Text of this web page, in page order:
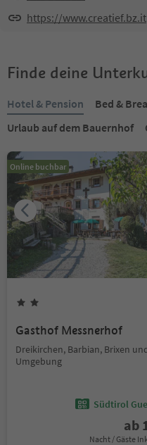
https://www.creatief.bz.it
Finde deine
Hotel & Pension
Bed &
Urlaub auf dem Bauernhof
Online buchbar
Gasthof Messnerhof
Dreikirchen, Barbian, Brixen
Umgebung
Südtirol
ab
Nacht / Gäste